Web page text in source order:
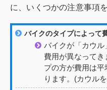
に、いくつかの注意事項
バイクのタイプによって
バイクが「カウル
費用が異なって
プの方が費用は
ります。(カウル